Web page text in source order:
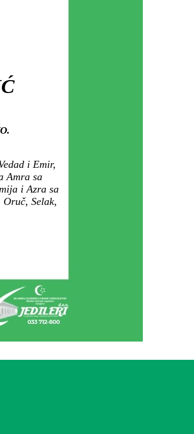
i Emir,
Amra sa
i Azra sa
Selak,